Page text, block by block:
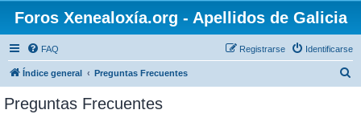
Foros Xenealoxía.org - Apellidos de Galicia
FAQ Identificarse
Registrarse
Índice general Preguntas Frecuentes
Preguntas Frecuentes